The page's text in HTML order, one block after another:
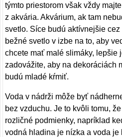
týmto priestorom však vždy
z akvária. Akvárium, ak tam
svetlo. Síce budú aktívnejšie
bežné svetlo v izbe na to, aby
chcete mať malé slimáky, lepšie
zadovážite, aby na dekoráciách
budú mladé kŕmiť.
Voda v nádrži môže byť
bez vzduchu. Je to kvôli tomu,
rozličné podmienky, napríklad
vodná hladina je nízka a voda je